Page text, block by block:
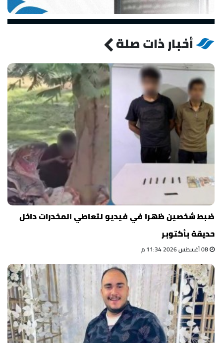
أخبار ذات صلة
ضبط شخصين ظهرا في فيديو لتعاطي المخدرات داخل
حديقة بأكتوبر